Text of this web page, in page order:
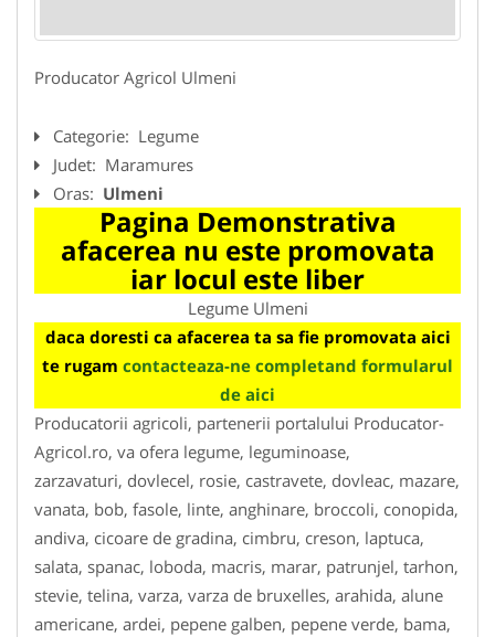
Producator Agricol Ulmeni
Categorie: Legume
Judet: Maramures
Oras: Ulmeni
Pagina Demonstrativa
afacerea nu este promovata
iar locul este liber
Legume Ulmeni
daca doresti ca afacerea ta sa fie promovata aici
te rugam contacteaza-ne completand formularul
de aici
Producatorii agricoli, partenerii portalului Producator-
Agricol.ro, va ofera legume, leguminoase,
zarzavaturi, dovlecel, rosie, castravete, dovleac, mazare,
vanata, bob, fasole, linte, anghinare, broccoli, conopida,
andiva, cicoare de gradina, cimbru, creson, laptuca,
salata, spanac, loboda, macris, marar, patrunjel, tarhon,
stevie, telina, varza, varza de bruxelles, arahida, alune
americane, ardei, pepene galben, pepene verde, bama,